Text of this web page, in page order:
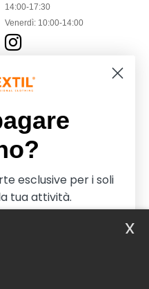
14:00-17:30
Venerdì: 10:00-14:00
x
esclusive per i soli
tua attività.